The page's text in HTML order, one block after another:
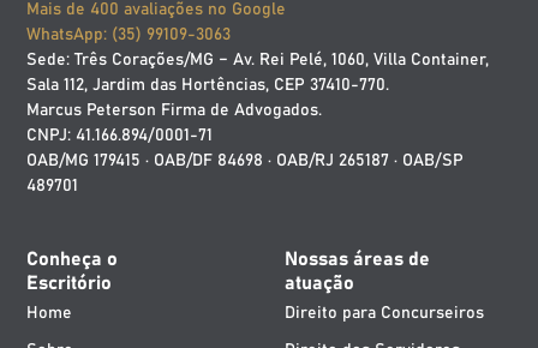
Mais de 400 avaliações no Google
WhatsApp: (35) 99109-3063
Sede: Três Corações/MG – Av. Rei Pelé, 1060, Villa Container,
Sala 112, Jardim das Hortências, CEP 37410-770.
Marcus Peterson Firma de Advogados.
CNPJ: 41.166.894/0001-71
OAB/MG 179415 · OAB/DF 84698 · OAB/RJ 265187 · OAB/SP
489701
Conheça o
Escritório
Home
Nossas áreas de
atuação
Direito para Concurseiros